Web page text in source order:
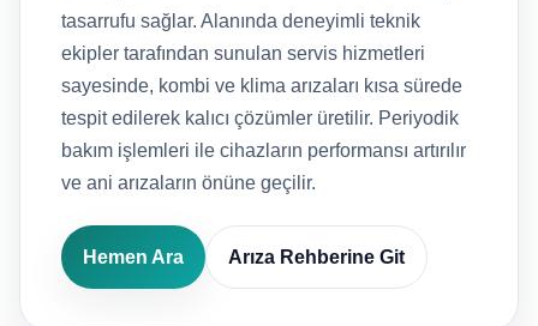
tasarrufu sağlar. Alanında deneyimli teknik
ekipler tarafından sunulan servis hizmetleri
sayesinde, kombi ve klima arızaları kısa sürede
tespit edilerek kalıcı çözümler üretilir. Periyodik
bakım işlemleri ile cihazların performansı artırılır
ve ani arızaların önüne geçilir.
Hemen Ara Arıza Rehberine Git